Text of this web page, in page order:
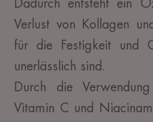
Dadurch entsteht ein
Verlust von Kollagen
für die Festigkeit und
unerlässlich sind.
Durch die
Vitamin C und